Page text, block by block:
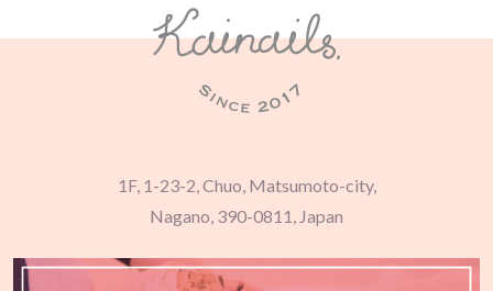
1F, 1-23-2, Chuo, Matsumoto-city,
Nagano, 390-0811, Japan